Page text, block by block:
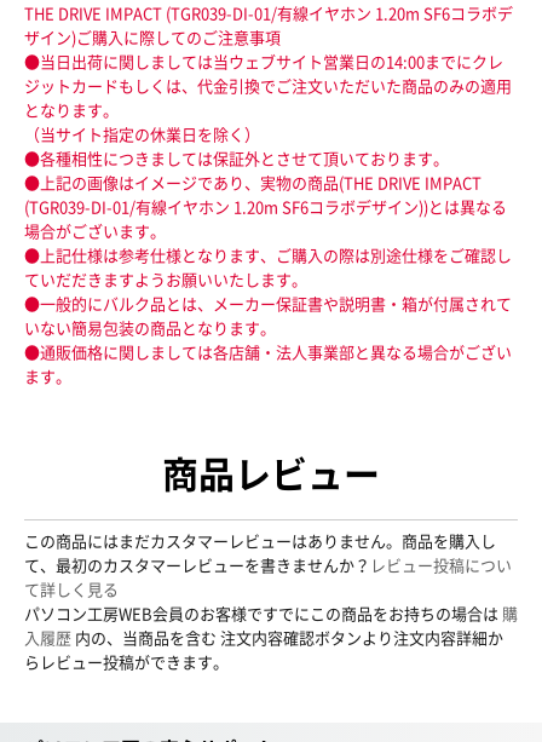
THE DRIVE IMPACT (TGR039-DI-01/有線イヤホン 1.20m SF6コラボデ
ザイン)ご購入に際してのご注意事項
●当日出荷に関しましては当ウェブサイト営業日の14:00までにクレ
ジットカードもしくは、代金引換でご注文いただいた商品のみの適用
となります。
（当サイト指定の休業日を除く）
●各種相性につきましては保証外とさせて頂いております。
●上記の画像はイメージであり、実物の商品(THE DRIVE IMPACT
(TGR039-DI-01/有線イヤホン 1.20m SF6コラボデザイン))とは異なる
場合がございます。
●上記仕様は参考仕様となります、ご購入の際は別途仕様をご確認し
ていだだきますようお願いいたします。
●一般的にバルク品とは、メーカー保証書や説明書・箱が付属されて
いない簡易包装の商品となります。
●通販価格に関しましては各店舗・法人事業部と異なる場合がござい
ます。
商品レビュー
この商品にはまだカスタマーレビューはありません。商品を購入し
て、最初のカスタマーレビューを書きませんか？ レビュー投稿につい
て詳しく見る
パソコン工房WEB会員のお客様ですでにこの商品をお持ちの場合は 購
入履歴 内の、当商品を含む 注文内容確認ボタンより注文内容詳細か
らレビュー投稿ができます。